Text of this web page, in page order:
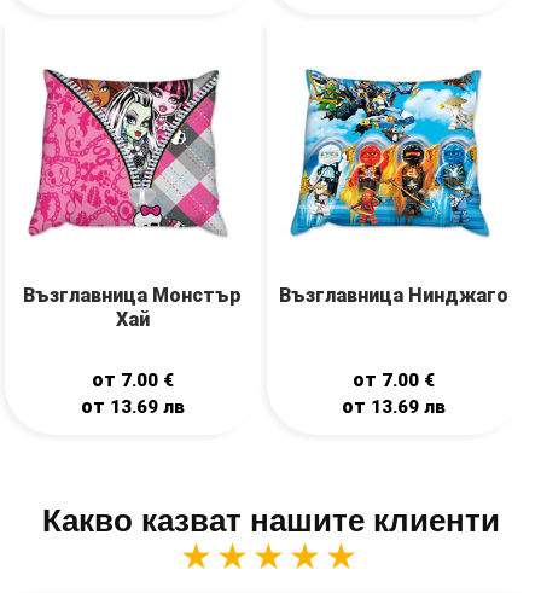
Възглавница Монстър
Хай
от 7.00 €
от 13.69 лв
Възглавница Нинджаго
от 7.00 €
от 13.69лв
Какво казват нашите клиенти
★★★★★